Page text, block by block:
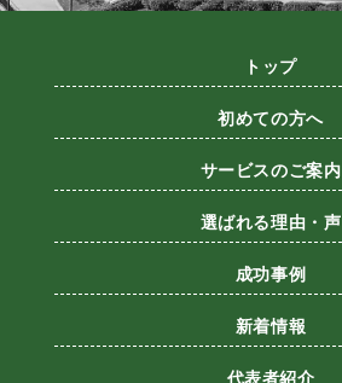
トップ
初めての方へ
サービスのご案内
選ばれる理由・声
成功事例
新着情報
代表者紹介